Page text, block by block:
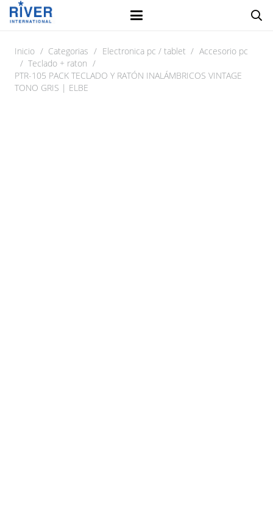
Inicio / Categorias / Electronica pc / tablet / Accesorio pc
/ Teclado + raton /
PTR-105 PACK TECLADO Y RATÓN INALÁMBRICOS VINTAGE
TONO GRIS | ELBE